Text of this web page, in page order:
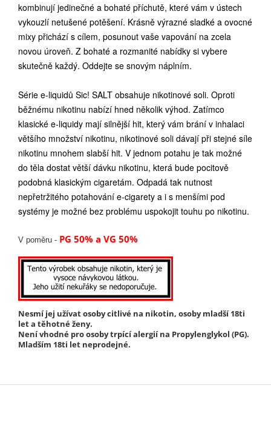
kombinují jedinečné a bohaté příchutě, které vám v ústech
vykouzlí netušené potěšení. Krásně výrazné sladké a ovocné
mixy přichází s cílem, posunout vaše vapování na zcela
novou úroveň. Z bohaté a rozmanité nabídky si vybere
skutečně každý. Oddejte se snovým náplním.
Série e-liquidů Sic! SALT obsahuje nikotinové soli. Oproti
běžnému nikotinu nabízí hned několik výhod. Zatímco
klasické e-liquidy mají silnější hit, který vám brání v inhalaci
většího množství nikotinu, nikotinové soli dávají při stejné síle
nikotinu mnohem slabší hit. V jednom potahu je tak možné
do těla dostat větší dávku nikotinu, která bude pocitově
podobná klasickým cigaretám. Odpadá tak nutnost
nepřetržitého potahování e-cigarety a i s menšími pod
systémy je možné bez problému uspokojit touhu po nikotinu.
V poměru - PG 50% a VG 50%
Nesmí jej užívat osoby citlivé na nikotin, osoby mladší 18ti
let a těhotné ženy.
Není vhodné pro osoby trpící alergií na Propylenglykol (PG).
Mladším 18ti let neprodejné.